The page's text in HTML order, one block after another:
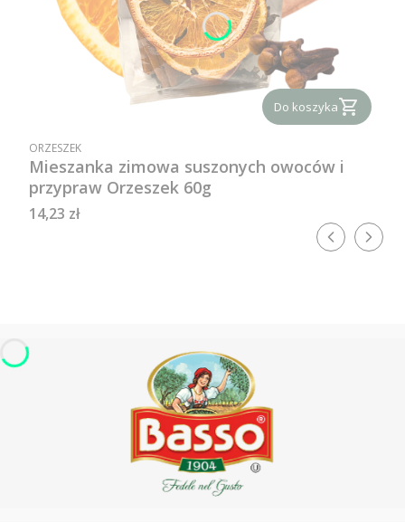
Do koszyka
PRODUCENT
ORZESZEK
Mieszanka zimowa suszonych owoców i
przypraw Orzeszek 60g
Cena
14,23 zł